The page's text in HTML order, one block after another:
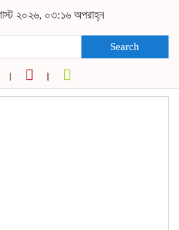
২০২৬, ০৩:১৬ অপরাহ্ন
Search